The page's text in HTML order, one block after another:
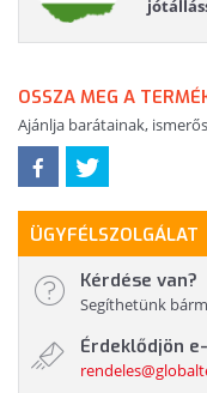
OSSZA MEG A
Ajánlja barátainak,
ÜGYFÉLSZOLGÁLAT
Kérdése van?
Segíthetünk
Érdeklődjön